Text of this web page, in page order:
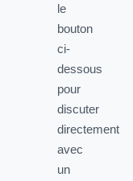
le
bouton
ci-
dessous
pour
discuter
directement
avec
un